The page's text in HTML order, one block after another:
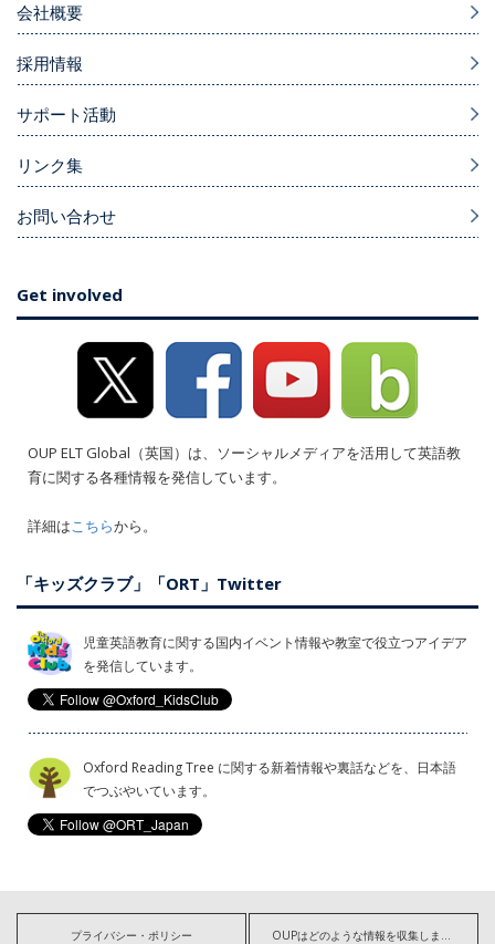
会社概要
採用情報
サポート活動
リンク集
お問い合わせ
Get involved
OUP ELT Global（英国）は、ソーシャルメディアを活用して英語教
育に関する各種情報を発信しています。
詳細はこちらから。
「キッズクラブ」「ORT」Twitter
児童英語教育に関する国内イベント情報や教室で役立つアイデア
を発信しています。
Oxford Reading Tree に関する新着情報や裏話などを、日本語
でつぶやいています。
プライバシー・ポリシー OUPはどのような情報を収集しますか?